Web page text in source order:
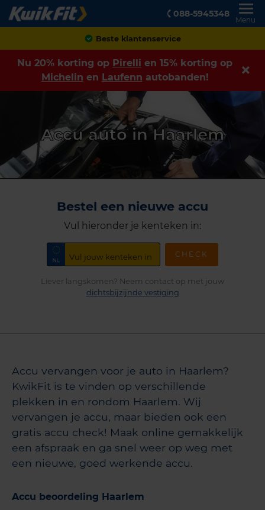
088-5945348
Menu
Beste klantenservice
Nu 20% korting op Pirelli en 15% korting op
Michelin en Laufenn autobanden!
Accu auto in Haarlem
Bestel een nieuwe accu
Vul hieronder je kenteken in:
CHECK
Liever langskomen? Neem contact op met jouw
dichtsbijzijnde vestiging
Accu vervangen voor je auto in Haarlem?
KwikFit is te vinden op verschillende
plekken in en rondom Haarlem. Wij
vervangen je accu, maar bieden ook een
gratis accu check! Maak online gemakkelijk
een afspraak en ga snel weer op weg met
een nieuwe, goed werkende accu.
Accu beoordeling Haarlem